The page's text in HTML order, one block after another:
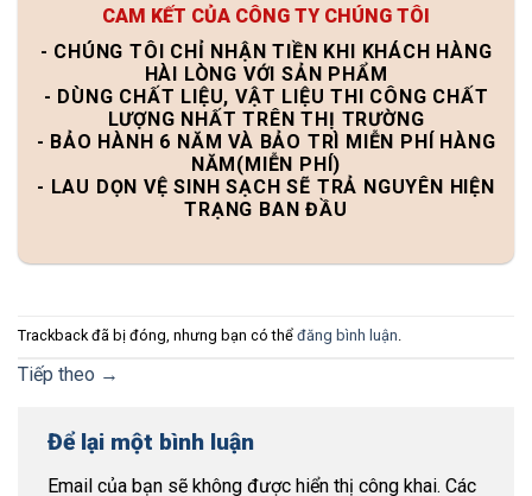
CAM KẾT CỦA CÔNG TY CHÚNG TÔI
- CHÚNG TÔI CHỈ NHẬN TIỀN KHI KHÁCH HÀNG
HÀI LÒNG VỚI SẢN PHẨM
- DÙNG CHẤT LIỆU, VẬT LIỆU THI CÔNG CHẤT
LƯỢNG NHẤT TRÊN THỊ TRƯỜNG
- BẢO HÀNH 6 NĂM VÀ BẢO TRÌ MIỄN PHÍ HÀNG
NĂM(MIỄN PHÍ)
- LAU DỌN VỆ SINH SẠCH SẼ TRẢ NGUYÊN HIỆN
TRẠNG BAN ĐẦU
Trackback đã bị đóng, nhưng bạn có thể đăng bình luận
Tiếp theo →
Để lại một bình luận
Email của bạn sẽ không được hiển thị công khai. Các